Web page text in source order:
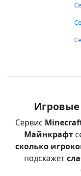
Сервис
Майнкрафт
сколько
подскажет